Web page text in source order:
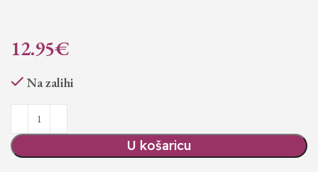
12.95€
Na zalihi
U košaricu